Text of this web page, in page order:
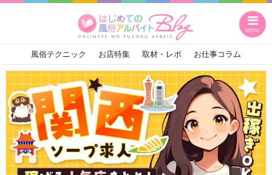
MENU
風俗テクニック お店特集 取材・レポ お仕事コラム
検索
お店特集